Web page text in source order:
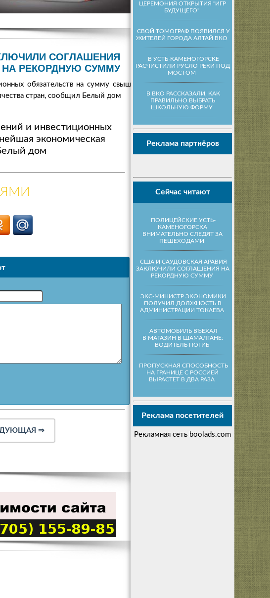
ЦЕРЕМОНИЯ ОТКРЫТИЯ "ИГР
БУДУЩЕГО"
СВОЙ ТОМОГРАФ ПОЯВИЛСЯ У
ЖИТЕЛЕЙ ГОРОДА АЛТАЙ ВКО
В УСТЬ-КАМЕНОГОРСКЕ
РАСЧИСТИЛИ РУСЛО РЕКИ ПОД
МОСТОМ
В ВКО РАССКАЗАЛИ, КАК
ПРАВИЛЬНО ВЫБРАТЬ
ШКОЛЬНУЮ ФОРМУ
Реклама партнёров
Сейчас читают
ПОЛИЦЕЙСКИЕ УСТЬ-
КАМЕНОГОРСКА
ВНИМАТЕЛЬНО СЛЕДЯТ ЗА
ПЕШЕХОДАМИ
США И САУДОВСКАЯ АРАВИЯ
ЗАКЛЮЧИЛИ СОГЛАШЕНИЯ НА
РЕКОРДНУЮ СУММУ
ЭКС-МИНИСТР ЭКОНОМИКИ
ПОЛУЧИЛ ДОЛЖНОСТЬ В
АДМИНИСТРАЦИИ ТОКАЕВА
АВТОМОБИЛЬ ВЪЕХАЛ
В МАГАЗИН В ШАМАЛГАНЕ:
ВОДИТЕЛЬ ПОГИБ
ПРОПУСКНАЯ СПОСОБНОСТЬ
НА ГРАНИЦЕ С РОССИЕЙ
ВЫРАСТЕТ В ДВА РАЗА
Реклама посетителей
Рекламная сеть boolads.com
СОГЛАШЕНИЯ
НА РЕКОРДНУЮ СУММУ
обязательств на сумму свыше
стран, сообщил Белый дом
и инвестиционных
экономическая
дом
⇒